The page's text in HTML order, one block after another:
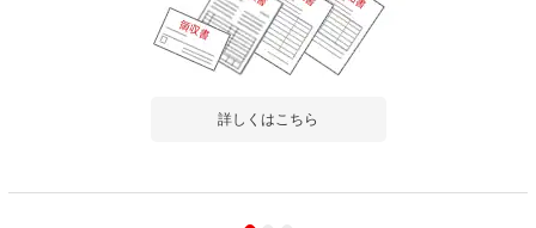
詳しくはこちら